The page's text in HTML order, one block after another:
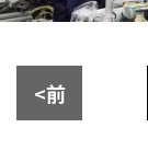
<前